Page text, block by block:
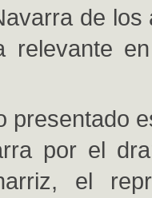
de los
relevante
presentado
por el
el